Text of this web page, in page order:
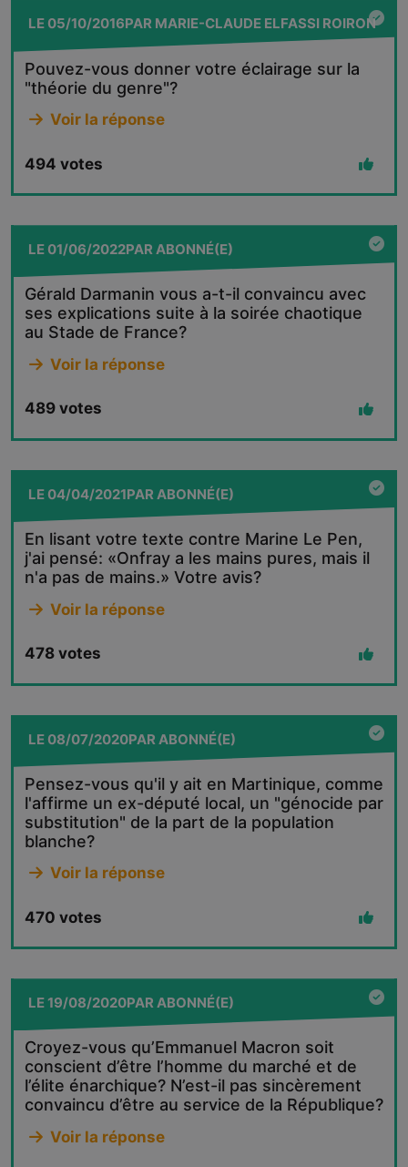
LE05/10/2016PAR MARIE-CLAUDE ELFASSI ROIRON
Pouvez-vous donner votre éclairage sur la
"théorie du genre"?
Voir la réponse
494 votes
LE01/06/2022PARABONNÉ(E)
Gérald Darmanin vous a-t-il convaincu avec
ses explications suite à la soirée chaotique
au Stade de France?
Voir la réponse
489 votes
LE04/04/2021PARABONNÉ(E)
En lisant votre texte contre Marine Le Pen,
j'ai pensé: «Onfray a les mains pures, mais il
n'a pas de mains.» Votre avis?
Voir la réponse
478 votes
LE08/07/2020PAR ABONNÉ(E)
Pensez-vous qu'il y ait en Martinique, comme
l'affirme un ex-député local, un "génocide par
substitution" de la part de la population
blanche?
Voir la réponse
470 votes
LE19/08/2020PARABONNÉ(E)
Croyez-vous qu’Emmanuel Macron soit
conscient d’être l’homme du marché et de
l’élite énarchique? N’est-il pas sincèrement
convaincu d’être au service de la République?
Voir la réponse